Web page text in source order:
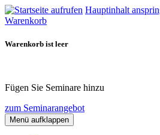
Hauptinhalt
Warenkorb
Warenkorb ist leer
Fügen Sie Seminare hinzu
zum Seminarangebot
Menü aufklappen